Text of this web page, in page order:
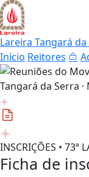
Lareira Tangará
Início Reitores
INSCRIÇÕES • 73ª
Ficha de